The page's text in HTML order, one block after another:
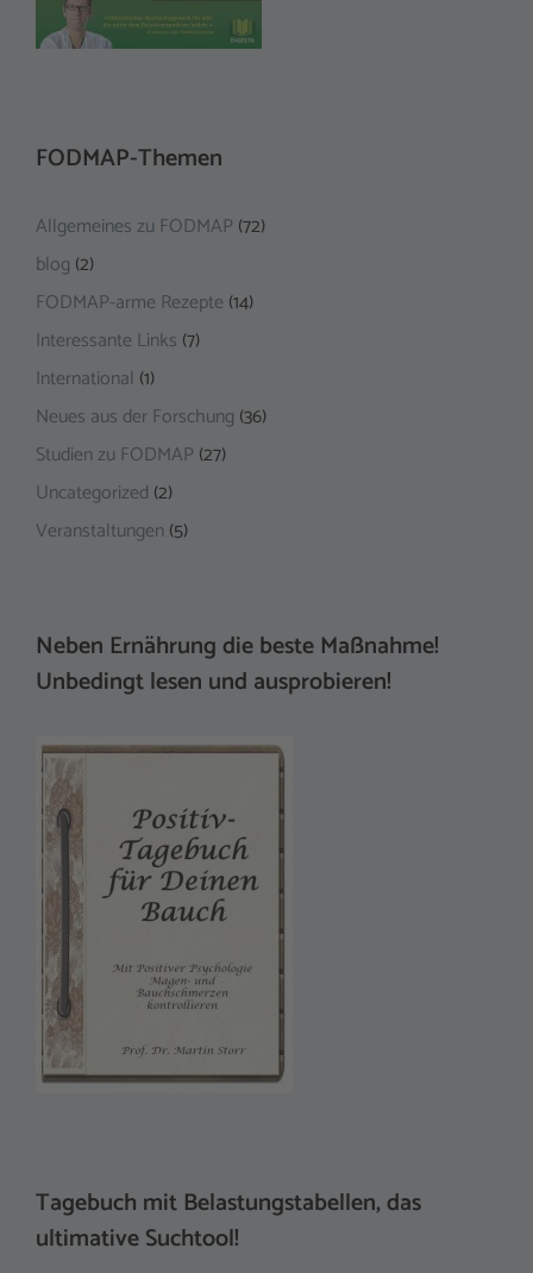
FODMAP-Themen
Allgemeines zu FODMAP (72)
blog (2)
FODMAP-arme Rezepte (14)
Interessante Links (7)
International (1)
Neues aus der Forschung (36)
Studien zu FODMAP (27)
Uncategorized (2)
Veranstaltungen (5)
Neben Ernährung die beste Maßnahme!
Unbedingt lesen und ausprobieren!
Tagebuch mit Belastungstabellen, das
ultimative Suchtool!